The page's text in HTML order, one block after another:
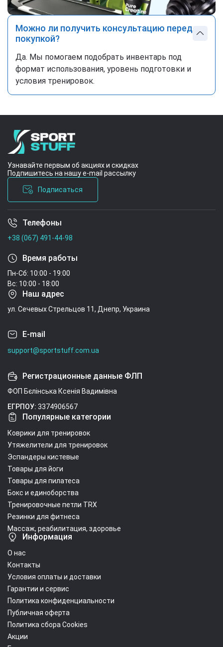
Можно ли получить консультацию перед
покупкой?
Да. Мы помогаем подобрать инвентарь под
формат использования, уровень подготовки и
условия тренировок.
Узнавайте первым об акциях и скидках
Подпишитесь на нашу e-mail рассылку
Подписаться
Условия соглашения
Телефоны
+38 (067) 491-44-98
Время работы
Пн-Сб: 10:00 - 19:00
Вс: 10:00 - 18:00
Наш адрес
ул. Сечевых Стрельцов 11, Днепр, Украина
E-mail
support@sportstuff.com.ua
Регистрационные данные ФЛП
ФОП Бєлінська Ксенія Вадимівна
ЕГРПОУ: 3374906567
Популярные категории
Коврики для тренировок
Утяжелители для тренировок
Эспандеры кистевые
Товары для йоги
Товары для пилатеса
Бокс и единоборства
Тренировочные петли TRX
Резинки для фитнеса
Массаж, реабилитация, здоровье
Информация
О нас
Контакты
Условия оплаты и доставки
Гарантии и сервис
Политика конфиденциальности
Публичная оферта
Политика сбора Cookies
Акции